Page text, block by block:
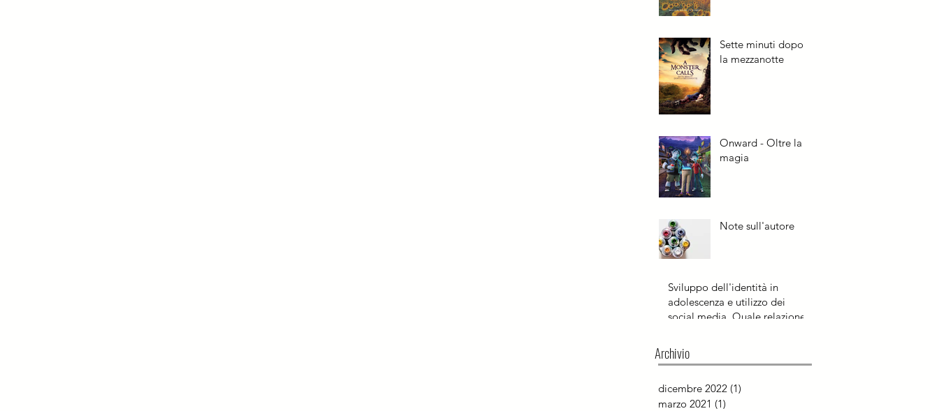
Sette minuti dopo
la mezzanotte
Onward - Oltre la
magia
Note sull'autore
Sviluppo dell'identità in
adolescenza e utilizzo dei
social media. Quale relazione?
Archivio
dicembre 2022 (1)
marzo 2021 (1)